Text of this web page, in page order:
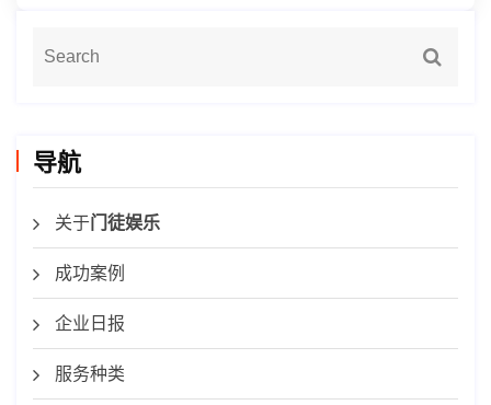
导航
关于门徒娱乐
成功案例
企业日报
服务种类